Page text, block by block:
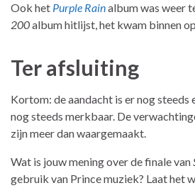
Ook het Purple Rainalbum was weer
200album hitlijst, het kwam binnen
Ter afsluiting
Kortom: de aandacht is er nog steeds
nog steeds merkbaar. De
zijn meer dan waargemaakt.
Wat is jouw mening over de finale van
gebruik van Prince muziek? Laat het